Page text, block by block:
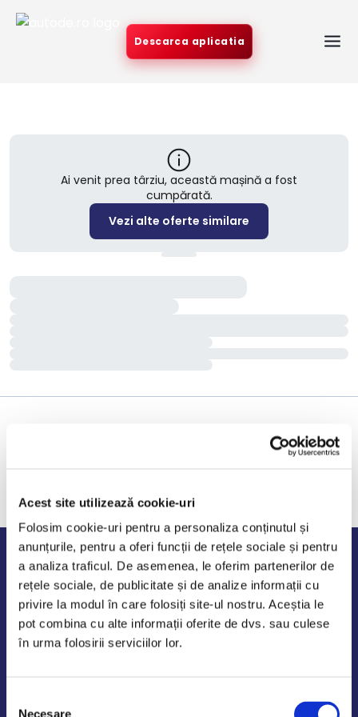
Acest site utilizează cookie-uri
Folosim cookie-uri pentru a personaliza conținutul și
anunțurile, pentru a oferi funcții de rețele sociale și pentru
a analiza traficul. De asemenea, le oferim partenerilor de
rețele sociale, de publicitate și de analize informații cu
privire la modul în care folosiți site-ul nostru. Aceștia le
pot combina cu alte informații oferite de dvs. sau culese
în urma folosirii serviciilor lor.
Necesare
Descarca aplicatia
Ai venit prea târziu, această mașină a fost
cumpărată.
Vezi alte oferte similare
Program de lucru
Luni - Vineri: 09:00-18:00
Sambata - Duminica: 10:00-14:00